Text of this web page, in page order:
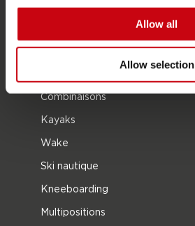
Allow all
Allow selection
Gilets de sauvetage
Combinaisons
Kayaks
Wake
Ski nautique
Kneeboarding
Multipositions